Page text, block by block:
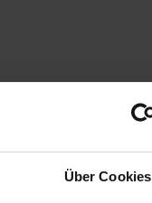
Über Cookies